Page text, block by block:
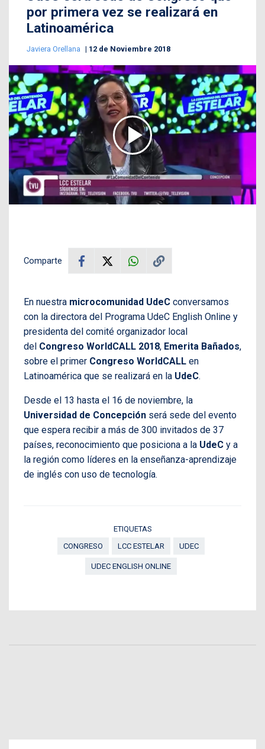
por primera vez se realizará en
Latinoamérica
Javiera Orellana 12 de Noviembre 2018
Comparte
En nuestra microcomunidad UdeC conversamos
con la directora del Programa UdeC English Online y
presidenta del comité organizador local
del Congreso WorldCALL 2018, Emerita Bañados,
sobre el primer Congreso WorldCALL en
Latinoamérica que se realizará en la UdeC.
Desde el 13 hasta el 16 de noviembre, la
Universidad de Concepción será sede del evento
que espera recibir a más de 300 invitados de 37
países, reconocimiento que posiciona a la UdeC y a
la región como líderes en la enseñanza-aprendizaje
de inglés con uso de tecnología.
ETIQUETAS
CONGRESO
LCC ESTELAR UDEC
UDEC ENGLISH ONLINE